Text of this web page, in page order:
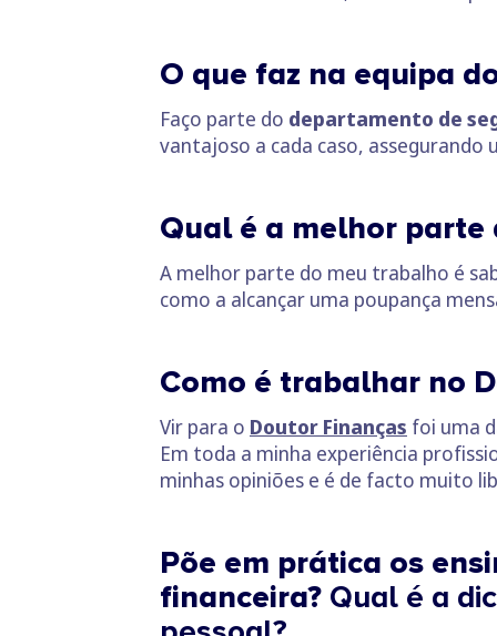
O que faz na equipa
Faço parte do departamento de
vantajoso a cada caso, assegurando
Qual é a melhor parte
A melhor parte do meu trabalho é
como a alcançar uma poupança
Como é trabalhar no
Vir para o Doutor Finanças foi uma
Em toda a minha experiência
minhas opiniões e é de facto muito
Põe em prática os
financeira? Qual é a